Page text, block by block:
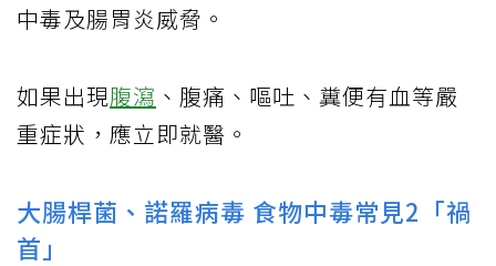
中毒及腸胃炎威脅。
如果出現腹瀉 、腹痛、嘔吐、糞便有血等嚴
重症狀，應立即就醫。
大腸桿菌、諾羅病毒 食物中毒常見2「禍
首」